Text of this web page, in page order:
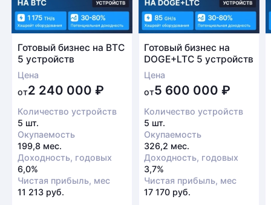
Готовый бизнес на BTC
5 устройств
Цена
от2 240 000 ₽
Количество устройств
5 шт.
Окупаемость
199,8 мес.
Доходность, годовых
6,0%
Чистая прибыль, мес
11 213 руб.
Готовый бизнес на
DOGE+LTC 5 устройств
Цена
от5 600 000₽
Количество устройств
5 шт.
Окупаемость
326,2 мес.
Доходность, годовых
3,7%
Чистая прибыль, мес
17 170 руб.